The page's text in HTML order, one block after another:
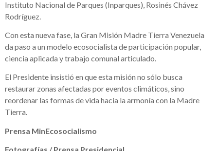
Instituto Nacional de Parques (Inparques), Rosinés Chávez
Rodríguez.
Con esta nueva fase, la Gran Misión Madre Tierra Venezuela
da paso a un modelo ecosocialista de participación popular,
ciencia aplicada y trabajo comunal articulado.
El Presidente insistió en que esta misión no sólo busca
restaurar zonas afectadas por eventos climáticos, sino
reordenar las formas de vida hacia la armonía con la Madre
Tierra.
Prensa MinEcosocialismo